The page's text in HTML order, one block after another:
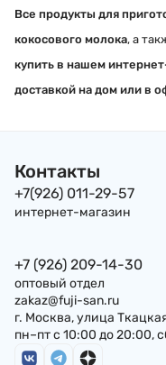
Все продукты для
кокосового молока, а
купить в нашем
доставкой на дом или в
Контакты
+7(926) 011-29-57
интернет-магазин
+7 (926) 209-14-30
оптовый отдел
zakaz@fuji-san.ru
г. Москва, улица
пн–пт с 10:00 до 20:00,